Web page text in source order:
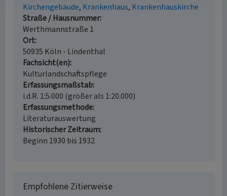
Kirchengebäude Krankenhaus Krankenhauskirche
Straße / Hausnummer
Werthmannstraße 1
Ort
50935 Köln - Lindenthal
Fachsicht(en)
Kulturlandschaftspflege
Erfassungsmaßstab
i.d.R. 1:5.000 (größer als 1:20.000)
Erfassungsmethode
Literaturauswertung
Historischer Zeitraum
Beginn 1930 bis 1932
Empfohlene Zitierweise